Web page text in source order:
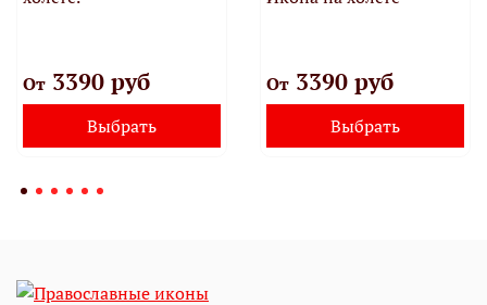
От3390 руб
Выбрать
От3390 руб
Выбрать